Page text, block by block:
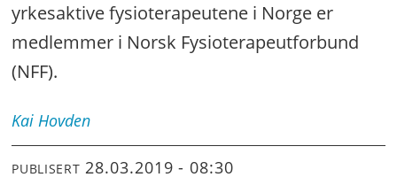
yrkesaktive fysioterapeutene i Norge er
medlemmer i Norsk Fysioterapeutforbund
(NFF).
Kai Hovden
PUBLISERT 28.03.2019 - 08:30